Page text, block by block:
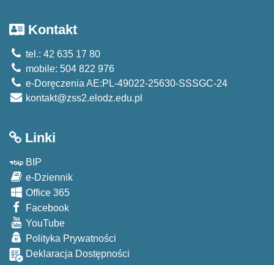
Kontakt
tel.: 42 635 17 80
mobile: 504 822 976
e-Doręczenia AE:PL-49022-25630-SSSGC-24
kontakt@zss2.elodz.edu.pl
Linki
BIP
e-Dziennik
Office 365
Facebook
YouTube
Polityka Prywatności
Deklaracja Dostępności